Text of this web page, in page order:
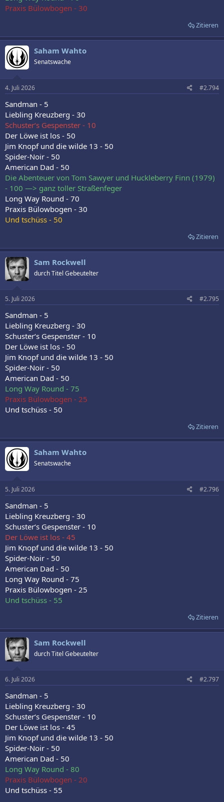
Praxis Bülowbogen - 30
Zitieren
Saham Wahto
Senatswache
4. Juli 2026 #2.794
Sandman - 5
Liebling Kreuzberg - 30
Schuster‘s Gespenster - 10
Der Löwe ist los - 50
Jim Knopf und die wilde 13 - 50
Spider-Noir - 50
American Dad - 50
Die Abenteuer von Tom Sawyer und Huckleberry Finn (1979)
- 100 —> ganz toller Straßenfeger
Long Way Round - 70
Praxis Bülowbogen - 30
Und tschüss - 50
Zitieren
Sam Rockwell
durch Titel Gebeutelter
5. Juli 2026 #2.795
Sandman - 5
Liebling Kreuzberg - 30
Schuster‘s Gespenster - 10
Der Löwe ist los - 50
Jim Knopf und die wilde 13 - 50
Spider-Noir - 50
American Dad - 50
Long Way Round - 75
Praxis Bülowbogen - 25
Und tschüss - 50
Zitieren
Saham Wahto
Senatswache
5. Juli 2026 #2.796
Sandman - 5
Liebling Kreuzberg - 30
Schuster‘s Gespenster - 10
Der Löwe ist los - 45
Jim Knopf und die wilde 13 - 50
Spider-Noir - 50
American Dad - 50
Long Way Round - 75
Praxis Bülowbogen - 25
Und tschüss - 55
Zitieren
Sam Rockwell
durch Titel Gebeutelter
6. Juli 2026 #2.797
Sandman - 5
Liebling Kreuzberg - 30
Schuster‘s Gespenster - 10
Der Löwe ist los - 45
Jim Knopf und die wilde 13 - 50
Spider-Noir - 50
American Dad - 50
Long Way Round - 80
Praxis Bülowbogen - 20
Und tschüss - 55